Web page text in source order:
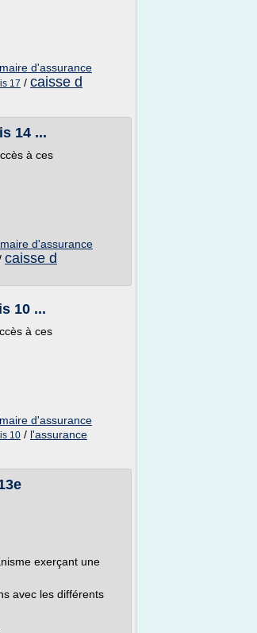
d'assurance
17 / caisse d
14 ...
à ces
d'assurance
caisse d
10 ...
à ces
d'assurance
10 / l'assurance
exerçant une
avec les différents